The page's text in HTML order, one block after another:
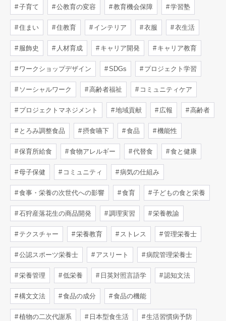
子育て 公教育の変容 教育機会保障 学習塾
住まい 住教育 インテリア 衣服 衣生活
服飾史 人材育成 キャリア開発 キャリア教育
ワークショップデザイン SDGs プロジェクト学習
ソーシャルワーク 高齢者福祉 コミュニティケア
プロジェクトマネジメント 地域貢献 広報 高齢者
とろみ調整食品 摂食嚥下 食品 機能性
保育所給食 食物アレルギー 代替食 食と健康
母子保健 コミュニティ 病気の仕組み
食事・栄養の次世代への影響 食育 子どもの食と栄養
石狩産落花生の商品開発 調理実習 栄養教諭
テクスチャー 栄養教育 ストレス 管理栄養士
公認スポーツ栄養士 アスリート 病院管理栄養士
栄養管理 低栄養 日英対照言語学 認知文法
構文文法 食品の成分 食品の機能
植物の二次代謝系 日本型食生活 生活習慣病予防